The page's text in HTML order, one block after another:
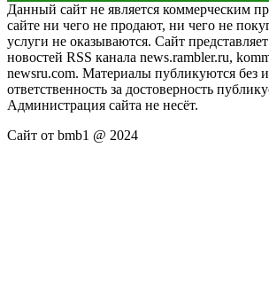
Данный сайт не является коммерческим
сайте ни чего не продают, ни чего не
услуги не оказываются. Сайт
новостей RSS канала news.rambler.ru,
newsru.com. Материалы публикуются без
ответственность за достоверность
Администрация сайта не несёт.
Сайт от bmb1 @ 2024